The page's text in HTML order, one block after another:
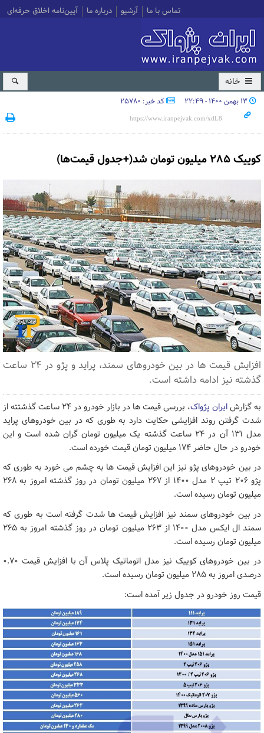
تماس با ما آرشیو درباره ما آیین‌نامه اخلاق حرفه‌ای
خانه
۱۳ بهمن ۱۴۰۰ - ۲۲:۴۹ کد خبر: 25780
کوییک ۲۸۵ میلیون تومان شد(+جدول قیمت‌ها)
افزایش قیمت ها در بین خودروهای سمند، پراید و پژو در ۲۴ ساعت
گذشته نیز ادامه داشته است.
به گزارشایران پژواک
، بررسی قیمت ها در بازار خودرو در ۲۴ ساعت گذشتته از
شدت گرفتن روند افزایشی حکایت دارد به طوری که در بین خودروهای پراید
مدل ۱۳۱ آن در ۲۴ ساعت گذشته یک میلیون تومان گران شده است و این
خودرو در حال حاضر ۱۷۴ میلیون تومان قیمت خورده است.
در بین خودروهای پژو نیز این افزایش قیمت ها به چشم می خورد به طوری که
پژو ۲۰۶ تیپ ۲ مدل ۱۴۰۰ از ۲۶۷ میلیون تومان در روز گذشته امروز به ۲۶۸
میلیون تومان رسیده است.
در بین خودروهای سمند نیز افزایش قیمت ها شدت گرفته است به طوری که
سمند ال ایکس مدل ۱۴۰۰ از ۲۶۳ میلیون تومان در روز گذشته امروز به ۲۶۵
میلیون تومان رسیده است.
در بین خودروهای کوییک نیز مدل اتوماتیک پلاس آن با افزایش قیمت ۰.۷۰
درصدی امروز به ۲۸۵ میلیون تومان رسیده است.
قیمت روز خودرو در جدول زیر آمده است: